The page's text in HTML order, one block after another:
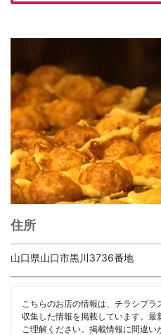
住所
山口県山口市黒川3736番地
こちらのお店の情報は、チラシプ
収集した情報を掲載しています。
ご理解ください。掲載情報に間違い